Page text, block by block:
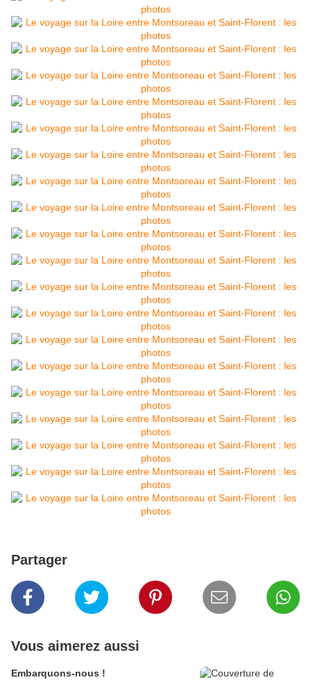
Partager
Vous aimerez aussi
Embarquons-nous !